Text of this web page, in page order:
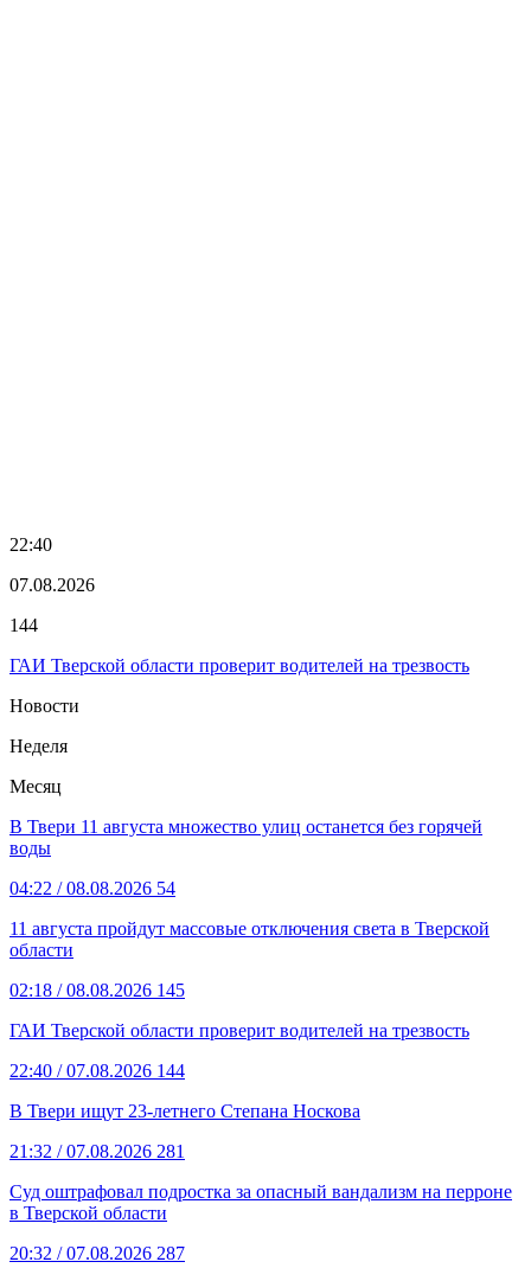
22:40
07.08.2026
144
ГАИ Тверской области проверит водителей на трезвость
Новости
Неделя
Месяц
В Твери 11 августа множество улиц останется без горячей
воды
04:22 / 08.08.2026 54
11 августа пройдут массовые отключения света в Тверской
области
02:18 / 08.08.2026 145
ГАИ Тверской области проверит водителей на трезвость
22:40 / 07.08.2026 144
В Твери ищут 23-летнего Степана Носкова
21:32 / 07.08.2026 281
Суд оштрафовал подростка за опасный вандализм на перроне
в Тверской области
20:32 / 07.08.2026 287